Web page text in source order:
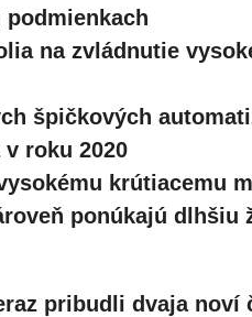
na zvládnutie
špičkových
roku 2020
krútiacemu
ponúkajú dlhšiu
pribudli dvaja